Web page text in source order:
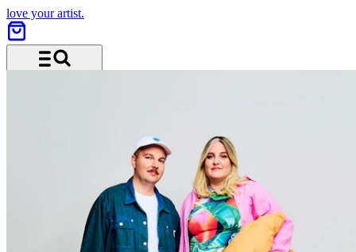
love your artist.